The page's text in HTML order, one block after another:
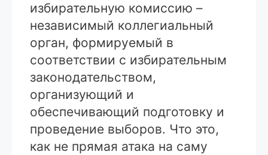
избирательную комиссию –
независимый коллегиальный
орган, формируемый в
соответствии с избирательным
законодательством,
организующий и
обеспечивающий подготовку и
проведение выборов. Что это,
как не прямая атака на саму